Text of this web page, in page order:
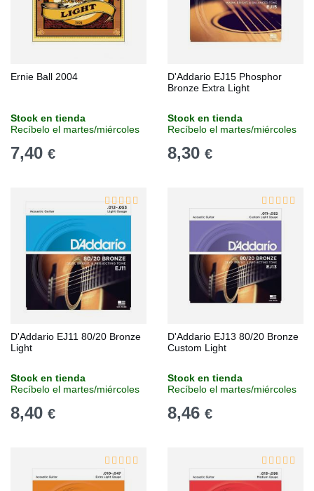
Ernie Ball 2004
Stock en tienda
Recíbelo el martes/miércoles
7,40 €
D'Addario EJ15 Phosphor
Bronze Extra Light
Stock en tienda
Recíbelo el martes/miércoles
8,30 €
D'Addario EJ11 80/20 Bronze
Light
Stock en tienda
Recíbelo el martes/miércoles
8,40 €
D'Addario EJ13 80/20 Bronze
Custom Light
Stock en tienda
Recíbelo el martes/miércoles
8,46 €